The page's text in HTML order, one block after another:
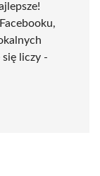
liczy -